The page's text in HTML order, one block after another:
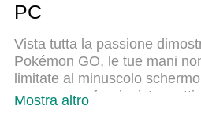
PC
Vista tutta la passione
Pokémon GO, le tue mani
limitate al minuscolo
come un professionista e
Mostra altro